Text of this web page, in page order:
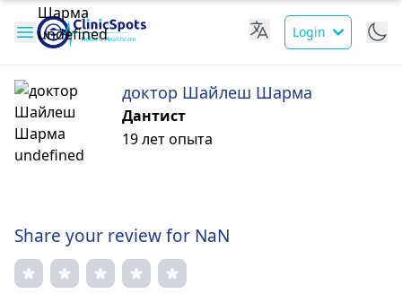
Login
доктор Шайлеш Шарма
Дантист
19 лет опыта
Share your review for NaN